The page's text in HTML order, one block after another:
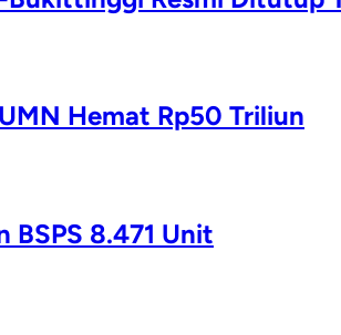
Hemat Rp50 Triliun
BSPS 8.471 Unit